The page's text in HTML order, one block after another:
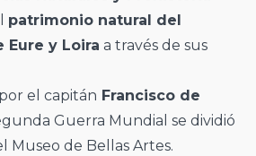
patrimonio natural del
y Loira a través de sus
por el capitán Francisco de
Guerra Mundial se dividió
Museo de Bellas Artes.